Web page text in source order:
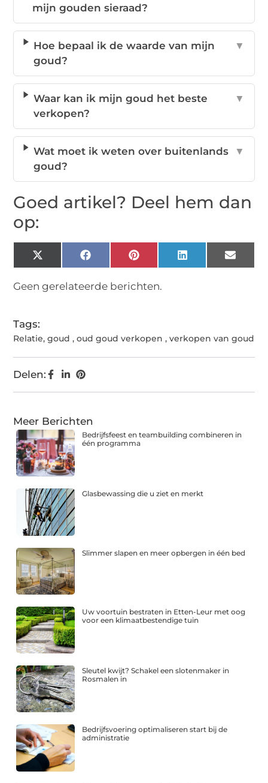
mijn gouden sieraad?
Hoe bepaal ik de waarde van mijn
goud?
▼
Waar kan ik mijn goud het beste
verkopen?
▼
Wat moet ik weten over buitenlands
goud?
▼
Goed artikel? Deel hem dan
op:
X
(Twitter)
FacebookPinterestLinkedIn Email
Geen gerelateerde berichten.
Tags:
Relatie,goud ,oud goud verkopen ,verkopen van goud
Delen:
Meer Berichten
Bedrijfsfeest en teambuilding combineren in
één programma
Glasbewassing die u ziet en merkt
Slimmer slapen en meer opbergen in één bed
Uw voortuin bestraten in Etten-Leur met oog
voor een klimaatbestendige tuin
Sleutel kwijt? Schakel een slotenmaker in
Rosmalen in
Bedrijfsvoering optimaliseren start bij de
administratie